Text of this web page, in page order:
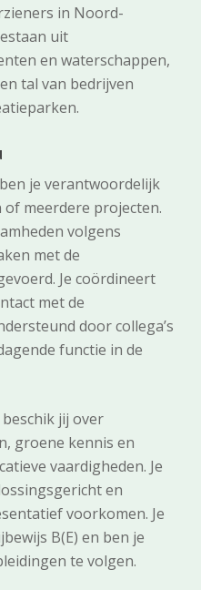
in Noord-
uit
en waterschappen,
tal van bedrijven
je verantwoordelijk
meerdere projecten.
volgens
met de
Je coördineert
met de
door collega’s
functie in de
jij over
groene kennis en
vaardigheden. Je
en
voorkomen. Je
B(E) en ben je
te volgen.